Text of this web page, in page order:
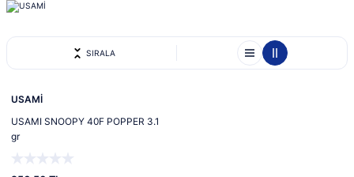
SIRALA
%10
USAMİ
USAMI SNOOPY 40F POPPER 3.1
gr